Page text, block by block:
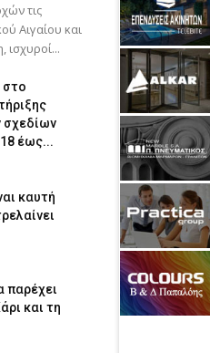
τις
Αιγαίου και
σχεδίων
έως...
καυτή
παρέχει
και τη